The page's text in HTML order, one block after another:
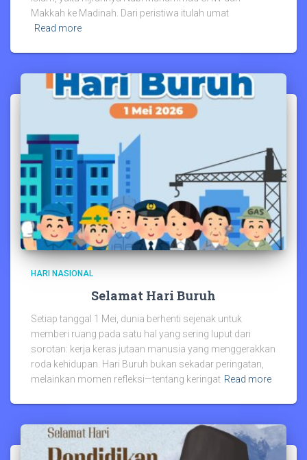
Makkah ke Madinah. Dari peristiwa itulah umat
Read more
HARI NASIONAL
Selamat Hari Buruh
Setiap tanggal 1 Mei, dunia berhenti sejenak untuk
memberi ruang pada satu hal yang sering luput dari
sorotan: kerja keras jutaan manusia yang menggerakkan
roda kehidupan. Hari Buruh bukan sekadar peringatan,
melainkan momen refleksi—tentang keringat Read more